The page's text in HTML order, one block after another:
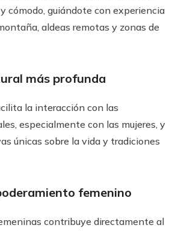
cómodo, guiándote con experiencia
aldeas remotas y zonas de
más profunda
la interacción con las
especialmente con las mujeres, y
únicas sobre la vida y tradiciones
femenino
contribuye directamente al